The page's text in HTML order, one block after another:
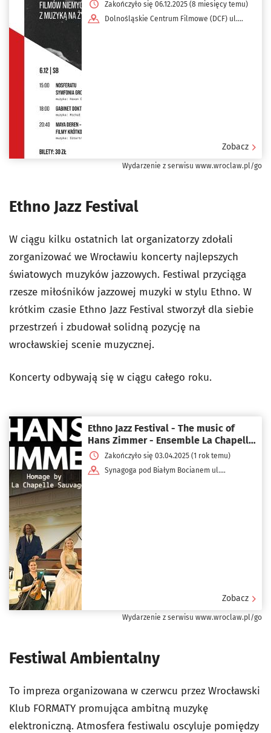
Zakończyło się 06.12.2025 (8 miesięcy temu)
Dolnośląskie Centrum Filmowe (DCF) ul.
Zobacz
Wydarzenie z serwisu www.wroclaw.pl/go
Ethno Jazz Festival
W ciągu kilku ostatnich lat organizatorzy zdołali
zorganizować we Wrocławiu koncerty najlepszych
światowych muzyków jazzowych. Festiwal przyciąga
rzesze miłośników jazzowej muzyki w stylu Ethno. W
krótkim czasie Ethno Jazz Festival stworzył dla siebie
przestrzeń i zbudował solidną pozycję na
wrocławskiej scenie muzycznej.
Koncerty odbywają się w ciągu całego roku.
Ethno Jazz Festival - The music of
Hans Zimmer - Ensemble La Chapelle
Sauvage
Zakończyło się 03.04.2025 (1 rok temu)
Synagoga pod Białym Bocianem ul.
Zobacz
Wydarzenie z serwisu www.wroclaw.pl/go
Festiwal Ambientalny
To impreza organizowana w czerwcu przez Wrocławski
Klub FORMATY promująca ambitną muzykę
elektroniczną. Atmosfera festiwalu oscyluje pomiędzy